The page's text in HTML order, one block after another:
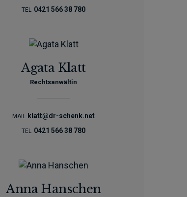
TEL 0421 566 38 780
Agata Klatt
Rechtsanwältin
MAIL klatt@dr-schenk.net
TEL 0421 566 38 780
Anna Hanschen